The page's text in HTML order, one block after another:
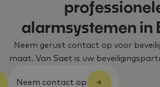
alarmsystemen in
Neem gerust contact op voor
maat. Van Saet is uw
Neem contact op